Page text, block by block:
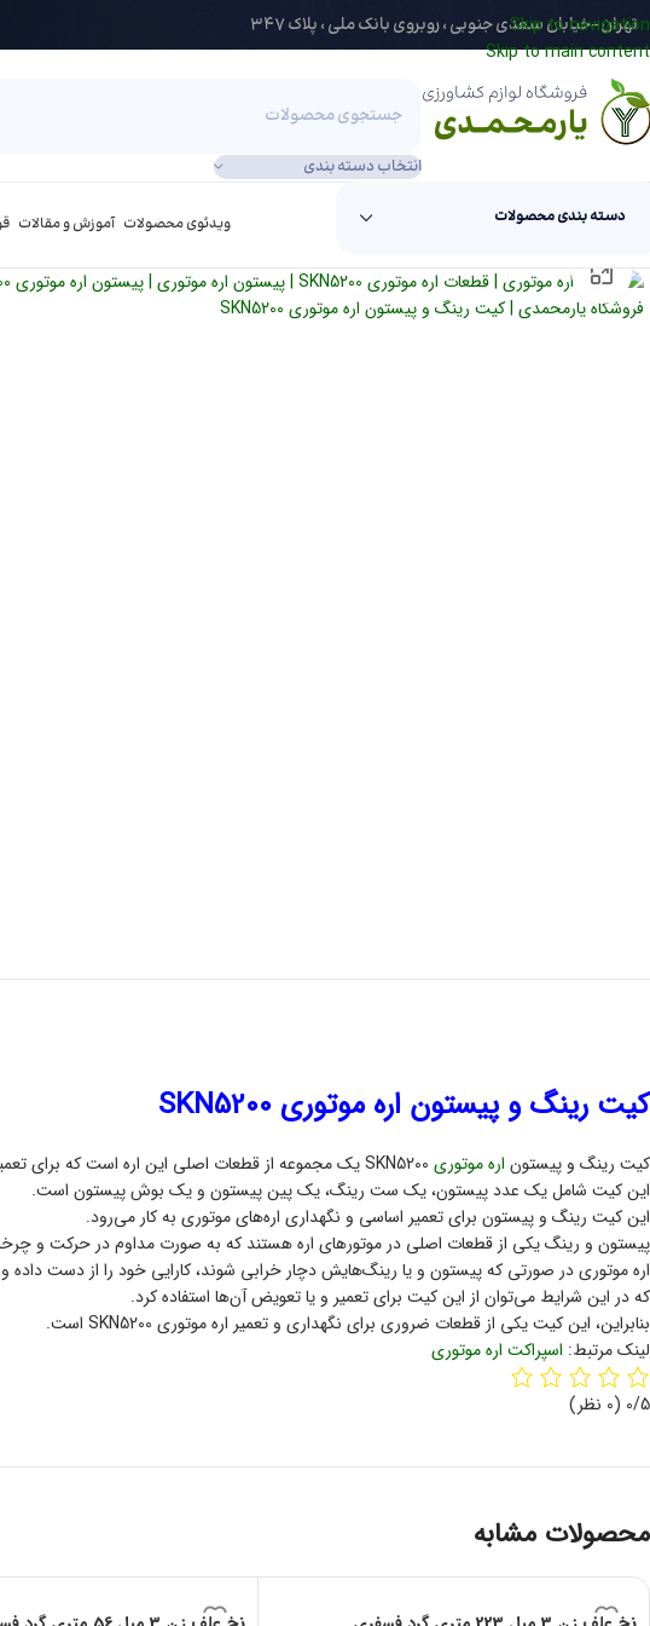
Skip to navigation
Skip to main content
تهران-خیابان سعدی جنوبی ، روبروی بانک ملی ، پلاک 347
انتخاب دسته بندی
دسته بندی محصولات ویدئوی محصولات آموزش و مقالات
برای بزرگنمایی کلیک کنید
کیت رینگ و پیستون اره موتوری SKN5200
کیت رینگ و پیستون اره موتوری
این کیت شامل یک عدد پیستون، یک ست رینگ، یک پین پیستون و یک بوش پیستون است.
این کیت رینگ و پیستون برای تعمیر اساسی و نگهداری اره‌های موتوری به کار می‌رود.
پیستون و رینگ یکی از قطعات اصلی در موتورهای اره هستند که به صورت مداوم در حرکت و
اره موتوری در صورتی که پیستون و یا رینگ‌هایش دچار خرابی شوند، کارایی خود را از دست داده و
که در این شرایط می‌توان از این کیت برای تعمیر و یا تعویض آن‌ها استفاده کرد.
بنابراین، این کیت یکی از قطعات ضروری برای نگهداری و تعمیر اره موتوری SKN5200 است.
لینک مرتبط: اسپراکت اره موتوری
0/5 (0 نظر)
محصولات مشابه
284267-021